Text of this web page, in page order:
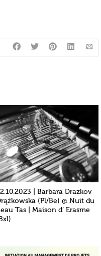
| Barbara Drazkov
(Pl/Be) @ Nuit du
Tas | Maison d’ Erasme